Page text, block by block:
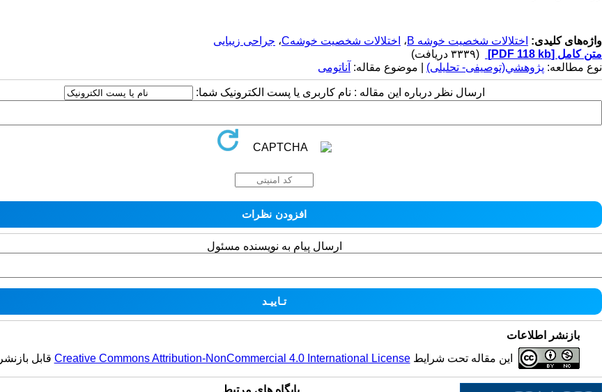
واژه‌های کلیدی: اختلالات شخصیت خوشه B ، اختلالات شخصیت خوشهC ، جراحی زیبایی
متن کامل [PDF 118 kb]
(۳۳۳۹ دریافت)
نوع مطالعه: پژوهشي(توصیفی- تحلیلی) | موضوع مقاله: آناتومی
ارسال نظر درباره این مقاله : نام کاربری یا پست الکترونیک شما:
ارسال پیام به نویسنده مسئول
بازنشر اطلاعات
این مقاله تحت شرایطCreative Commons Attribution-NonCommercial 4.0 International License قابل
پایگاه های مرتبط